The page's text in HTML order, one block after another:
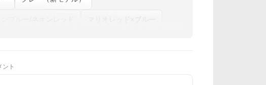
マリオレッド×ブルー
ント